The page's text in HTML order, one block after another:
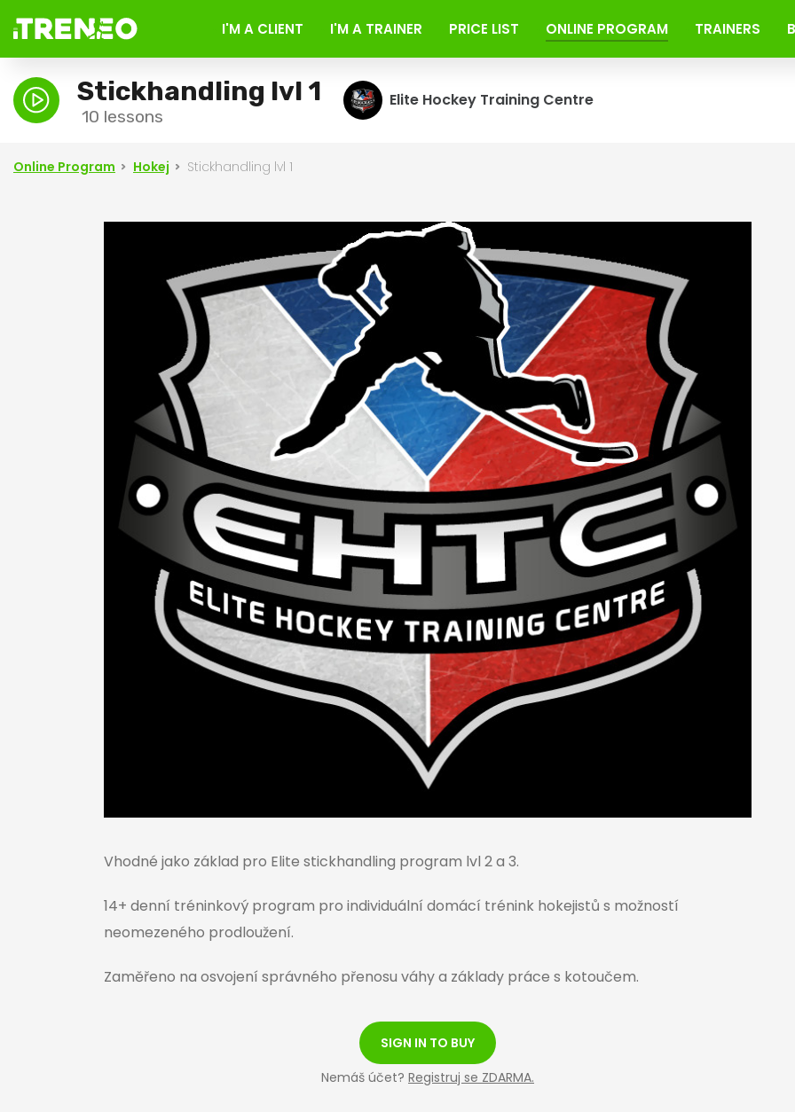
I'M A CLIENT I'M A TRAINER PRICE LIST ONLINE PROGRAM TRAINERS
Stickhandling lvl 1
10 lessons
Elite Hockey Training Centre
Online Program Hokej Stickhandling lvl 1
Vhodné jako základ pro Elite stickhandling program lvl 2 a 3.
14+ denní tréninkový program pro individuální domácí trénink hokejistů s možností
neomezeného prodloužení.
Zaměřeno na osvojení správného přenosu váhy a základy práce s kotoučem.
SIGN IN TO BUY
Nemáš účet? Registruj se ZDARMA.